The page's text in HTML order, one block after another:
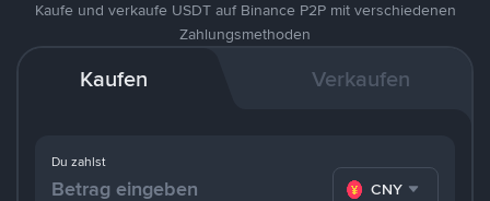
Kaufe und verkaufe USDT auf Binance P2P mit verschiedenen
Zahlungsmethoden
Kaufen Verkaufen
Du zahlst
CNY